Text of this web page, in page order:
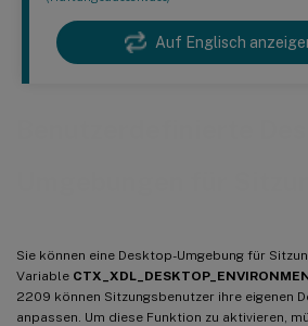
Auf Englisch
Sie können eine Desktop-Umgebung für
Variable
2209 können Sitzungsbenutzer ihre eigenen
anpassen. Um diese Funktion zu aktivieren,